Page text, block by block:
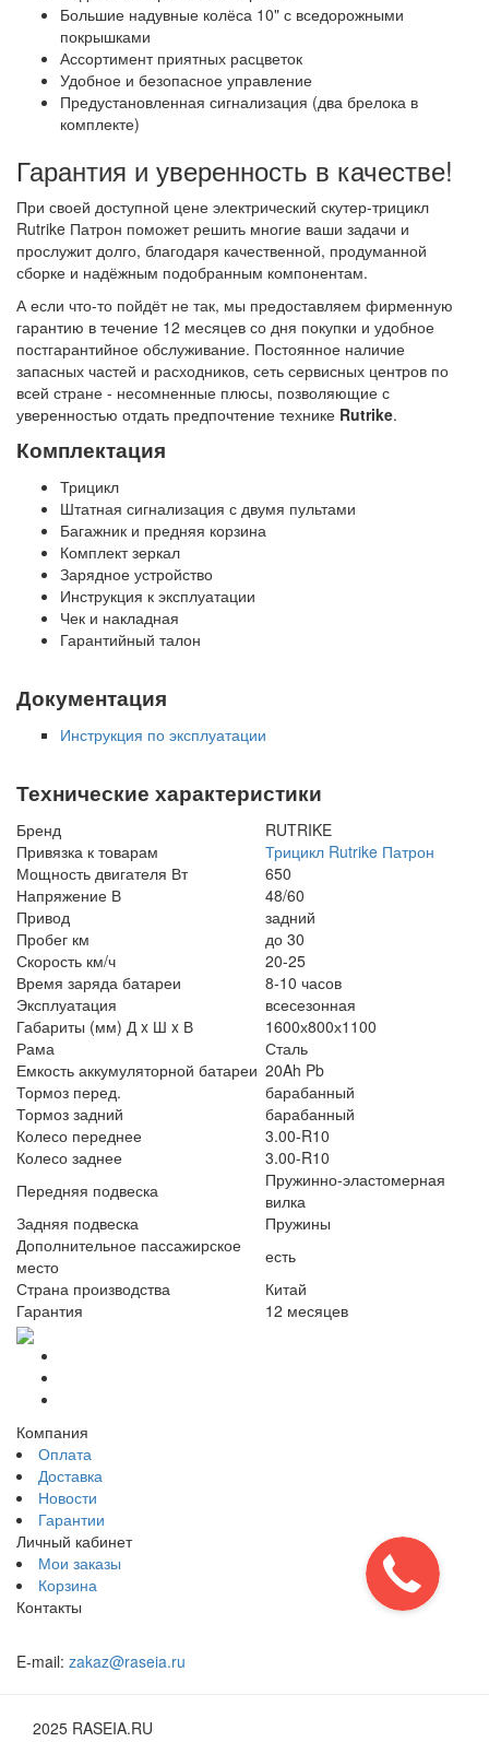
Большие надувные колёса 10" с вседорожными
покрышками
Ассортимент приятных расцветок
Удобное и безопасное управление
Предустановленная сигнализация (два брелока в
комплекте)
Гарантия и уверенность в качестве!
При своей доступной цене электрический скутер-трицикл
Rutrike Патрон поможет решить многие ваши задачи и
прослужит долго, благодаря качественной, продуманной
сборке и надёжным подобранным компонентам.
А если что-то пойдёт не так, мы предоставляем фирменную
гарантию в течение 12 месяцев со дня покупки и удобное
постгарантийное обслуживание. Постоянное наличие
запасных частей и расходников, сеть сервисных центров по
всей стране - несомненные плюсы, позволяющие с
уверенностью отдать предпочтение технике Rutrike.
Комплектация
Трицикл
Штатная сигнализация с двумя пультами
Багажник и предняя корзина
Комплект зеркал
Зарядное устройство
Инструкция к эксплуатации
Чек и накладная
Гарантийный талон
Документация
Инструкция по эксплуатации
Технические характеристики
Бренд
RUTRIKE
Привязка к товарам
Трицикл Rutrike Патрон
Мощность двигателя Вт
650
Напряжение В
48/60
Привод
задний
Пробег км
до 30
Скорость км/ч
20-25
Время заряда батареи
8-10 часов
Эксплуатация
всесезонная
Габариты (мм) Д x Ш x В
1600х800х1100
Рама
Сталь
Емкость аккумуляторной батареи 20Ah Pb
Тормоз перед.
барабанный
Тормоз задний
барабанный
Колесо переднее
3.00-R10
Колесо заднее
3.00-R10
Передняя подвеска
Пружинно-эластомерная
вилка
Задняя подвеска
Пружины
Дополнительное пассажирское
место
есть
Страна производства
Китай
Гарантия
12 месяцев
Компания
Оплата
Доставка
Новости
Гарантии
Личный кабинет
Мои заказы
Корзина
Контакты
E-mail: zakaz@raseia.ru
2025 RASEIA.RU